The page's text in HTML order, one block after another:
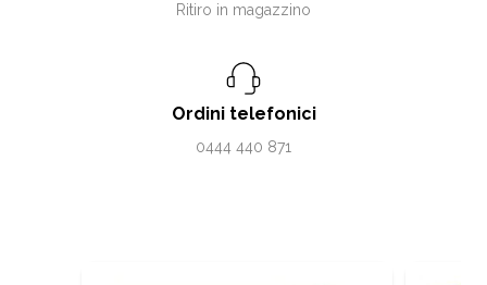
Ritiro in magazzino
Ordini telefonici
0444 440 871